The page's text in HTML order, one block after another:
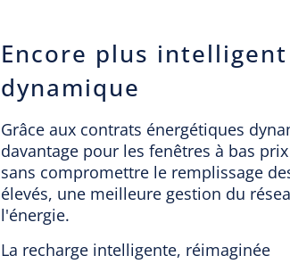
Encore plus
dynamique
Grâce aux contrats énergétiques
davantage pour les fenêtres à bas
sans compromettre le remplissage
élevés, une meilleure gestion du
l'énergie.
La recharge intelligente, réimaginée